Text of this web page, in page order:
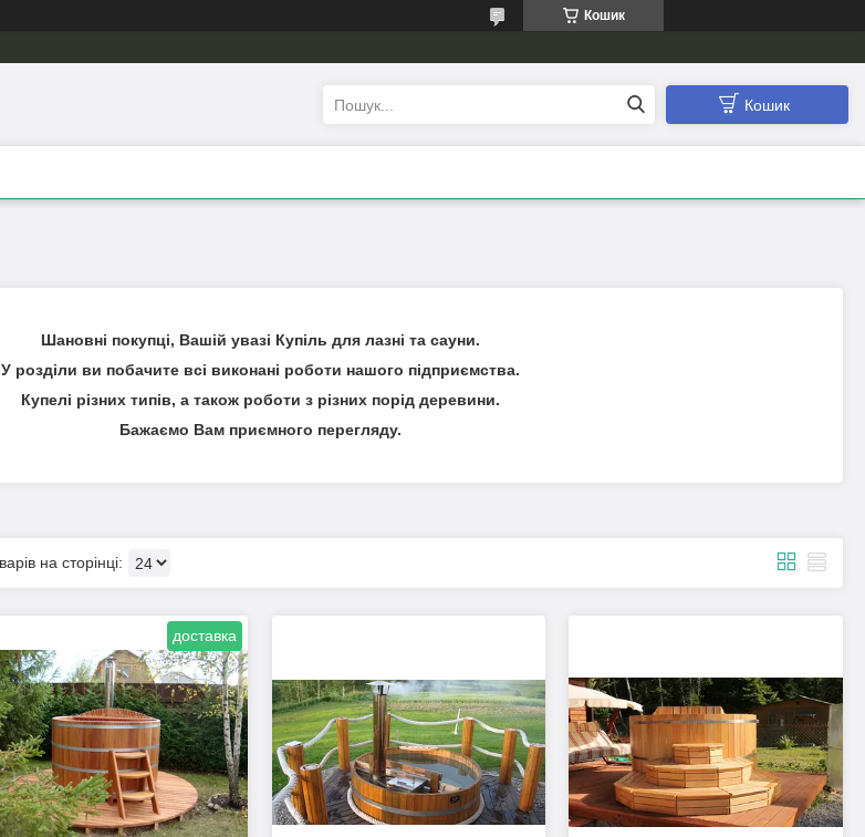
Кошик
Кошик
Шановні покупці, Вашій увазі Купіль для лазні та сауни.
У розділи ви побачите всі виконані роботи нашого підприємства.
Купелі різних типів, а також роботи з різних порід деревини.
Бажаємо Вам приємного перегляду.
доставка